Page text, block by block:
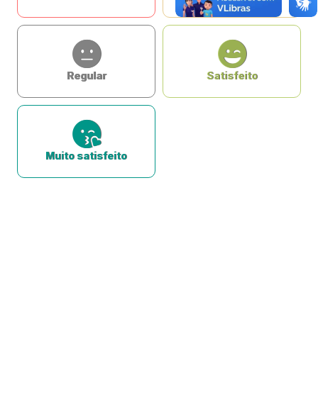
Regular Satisfeito
Muito satisfeito